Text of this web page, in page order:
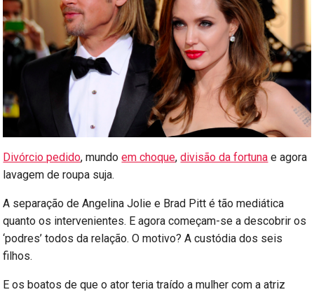
Divórcio pedido, mundoem choque,divisão da fortuna e agora
lavagem de roupa suja.
A separação de Angelina Jolie e Brad Pitt é tão mediática
quanto os intervenientes. E agora começam-se a descobrir os
‘podres’ todos da relação. O motivo? A custódia dos seis
filhos.
E os boatos de que o ator teria traído a mulher com a atriz